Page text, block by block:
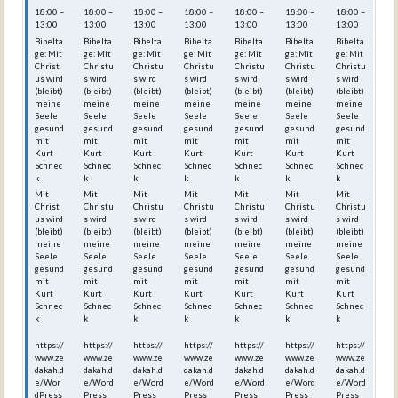
18:00 –
13:00
Bibelta
ge: Mit
Christ
us wird
(bleibt)
meine
Seele
gesund
mit
Kurt
Schnec
k
Mit
Christ
us wird
(bleibt)
meine
Seele
gesund
mit
Kurt
Schnec
k
https://
www.ze
dakah.d
e/Wor
dPress
18:00 –
13:00
Bibelta
ge: Mit
Christu
s wird
(bleibt)
meine
Seele
gesund
mit
Kurt
Schnec
k
Mit
Christu
s wird
(bleibt)
meine
Seele
gesund
mit
Kurt
Schnec
k
https://
www.ze
dakah.d
e/Word
Press_
18:00 –
13:00
Bibelta
ge: Mit
Christu
s wird
(bleibt)
meine
Seele
gesund
mit
Kurt
Schnec
k
Mit
Christu
s wird
(bleibt)
meine
Seele
gesund
mit
Kurt
Schnec
k
https://
www.ze
dakah.d
e/Word
Press_
18:00 –
13:00
Bibelta
ge: Mit
Christu
s wird
(bleibt)
meine
Seele
gesund
mit
Kurt
Schnec
k
Mit
Christu
s wird
(bleibt)
meine
Seele
gesund
mit
Kurt
Schnec
k
https://
www.ze
dakah.d
e/Word
Press_
18:00 –
13:00
Bibelta
ge: Mit
Christu
s wird
(bleibt)
meine
Seele
gesund
mit
Kurt
Schnec
k
Mit
Christu
s wird
(bleibt)
meine
Seele
gesund
mit
Kurt
Schnec
k
https://
www.ze
dakah.d
e/Word
Press_
18:00 –
13:00
Bibelta
ge: Mit
Christu
s wird
(bleibt)
meine
Seele
gesund
mit
Kurt
Schnec
k
Mit
Christu
s wird
(bleibt)
meine
Seele
gesund
mit
Kurt
Schnec
k
https://
www.ze
dakah.d
e/Word
Press_
18:00 –
13:00
Bibelta
ge: Mit
Christu
s wird
(bleibt)
meine
Seele
gesund
mit
Kurt
Schnec
k
Mit
Christu
s wird
(bleibt)
meine
Seele
gesund
mit
Kurt
Schnec
k
https://
www.ze
dakah.d
e/Word
Press_